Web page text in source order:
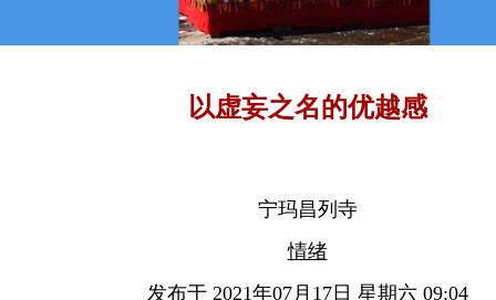
以虚妄之名的优越感
宁玛昌列寺
情绪
发布于 2021年07月17日 星期六 09:04